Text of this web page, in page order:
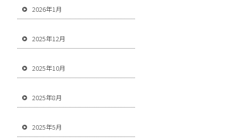
2026年1月
2025年12月
2025年10月
2025年8月
2025年5月